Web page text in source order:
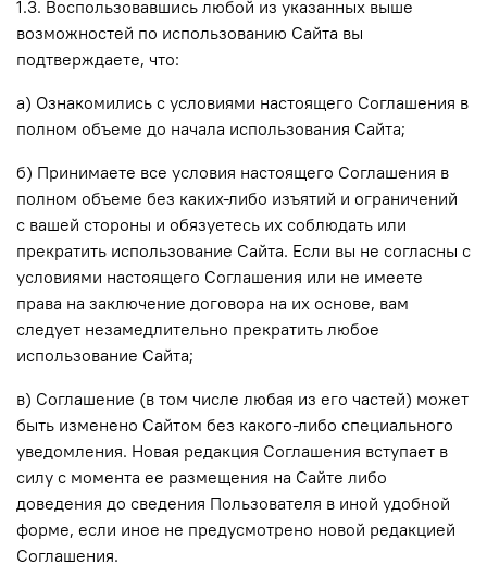
1.3. Воспользовавшись любой из указанных выше
возможностей по использованию Сайта вы
подтверждаете, что:
а) Ознакомились с условиями настоящего Соглашения в
полном объеме до начала использования Сайта;
б) Принимаете все условия настоящего Соглашения в
полном объеме без каких-либо изъятий и ограничений
с вашей стороны и обязуетесь их соблюдать или
прекратить использование Сайта. Если вы не согласны с
условиями настоящего Соглашения или не имеете
права на заключение договора на их основе, вам
следует незамедлительно прекратить любое
использование Сайта;
в) Соглашение (в том числе любая из его частей) может
быть изменено Сайтом без какого-либо специального
уведомления. Новая редакция Соглашения вступает в
силу с момента ее размещения на Сайте либо
доведения до сведения Пользователя в иной удобной
форме, если иное не предусмотрено новой редакцией
Соглашения.